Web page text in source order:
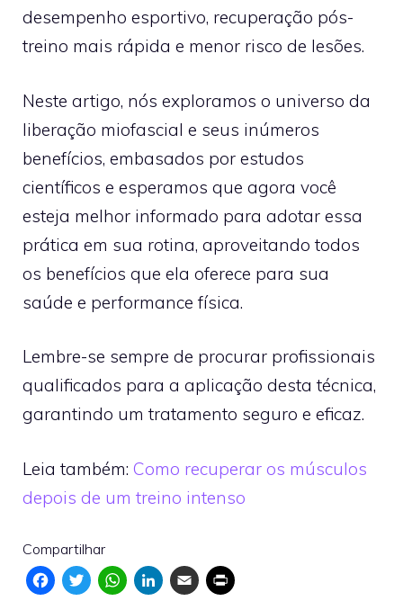
desempenho esportivo, recuperação pós-
treino mais rápida e menor risco de lesões.
Neste artigo, nós exploramos o universo da
liberação miofascial e seus inúmeros
benefícios, embasados por estudos
científicos e esperamos que agora você
esteja melhor informado para adotar essa
prática em sua rotina, aproveitando todos
os benefícios que ela oferece para sua
saúde e performance física.
Lembre-se sempre de procurar profissionais
qualificados para a aplicação desta técnica,
garantindo um tratamento seguro e eficaz.
Leia também: Como recuperar os músculos
depois de um treino intenso
Compartilhar
F
T W L
E